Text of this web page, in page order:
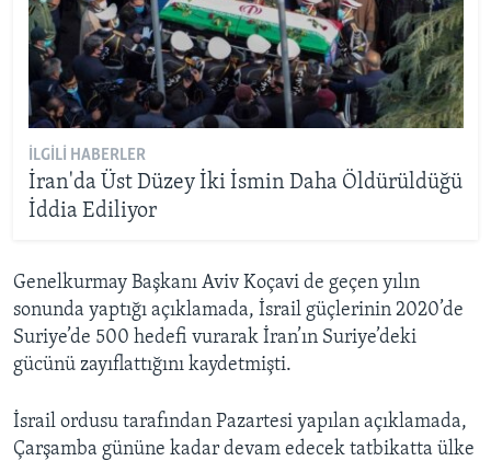
İLGILI HABERLER
İran'da Üst Düzey İki İsmin Daha Öldürüldüğü
İddia Ediliyor
Genelkurmay Başkanı Aviv Koçavi de geçen yılın
sonunda yaptığı açıklamada, İsrail güçlerinin 2020’de
Suriye’de 500 hedefi vurarak İran’ın Suriye’deki
gücünü zayıflattığını kaydetmişti.
İsrail ordusu tarafından Pazartesi yapılan açıklamada,
Çarşamba gününe kadar devam edecek tatbikatta ülke